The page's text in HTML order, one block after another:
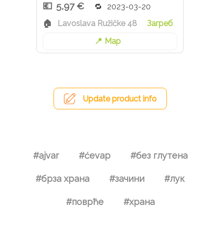
5,97 €
2023-03-20
Lavoslava Ružičke 48
Загреб
Map
Update product info
#ajvar #ćevap #без глутена
#брза храна #зачини #лук
#поврће #храна